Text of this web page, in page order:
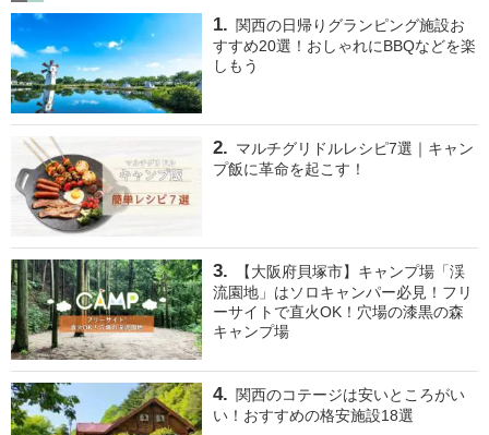
関西の日帰りグランピング施設お
すすめ20選！おしゃれにBBQなどを楽
しもう
マルチグリドルレシピ7選｜キャン
プ飯に革命を起こす！
【大阪府貝塚市】キャンプ場「渓
流園地」はソロキャンパー必見！フリ
ーサイトで直火OK！穴場の漆黒の森
キャンプ場
関西のコテージは安いところがい
い！おすすめの格安施設18選